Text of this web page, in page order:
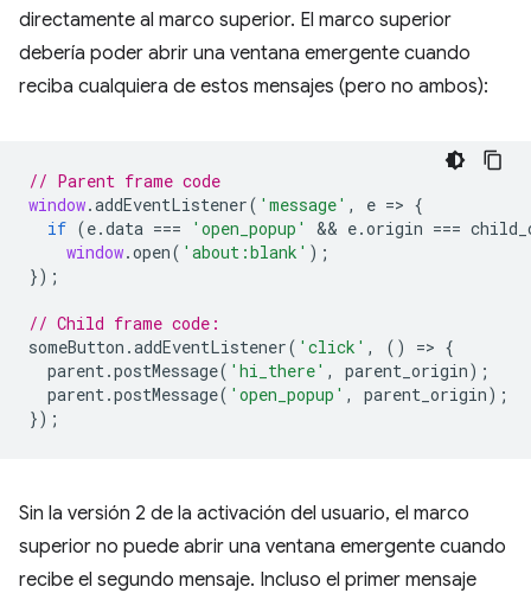
directamente al marco superior. El marco superior
debería poder abrir una ventana emergente cuando
reciba cualquiera de estos mensajes (pero no ambos):
// Parent frame code
window.addEventListener( 'message' , e => {
if (e.data === 'open_popup' && e.origin ===
window.open( 'about:blank' );
});
// Child frame code:
someButton .addEventListener( 'click' , () => {
parent.postMessage( 'hi_there' , parent_origin);
parent.postMessage( 'open_popup' , parent_origin);
});
Sin la versión 2 de la activación del usuario, el marco
superior no puede abrir una ventana emergente cuando
recibe el segundo mensaje. Incluso el primer mensaje